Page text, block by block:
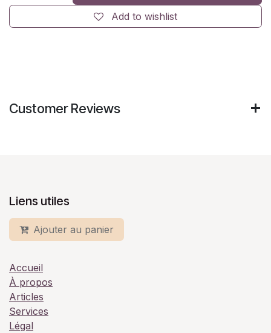
Add to wishlist
Customer Reviews
Liens utiles
Ajouter au panier
Accueil
À propos
Articles
Services
Légal